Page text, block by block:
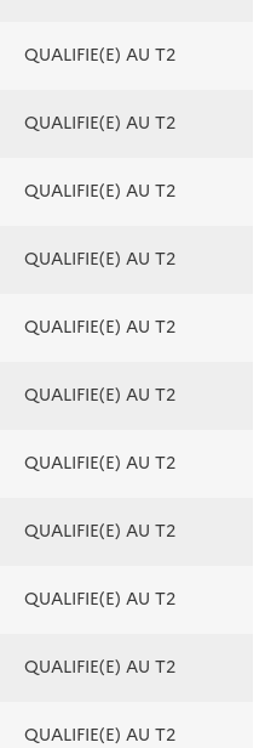
QUALIFIE(E) AU T2
QUALIFIE(E) AU T2
QUALIFIE(E) AU T2
QUALIFIE(E) AU T2
QUALIFIE(E) AU T2
QUALIFIE(E) AU T2
QUALIFIE(E) AU T2
QUALIFIE(E) AU T2
QUALIFIE(E) AU T2
QUALIFIE(E) AU T2
QUALIFIE(E) AU T2